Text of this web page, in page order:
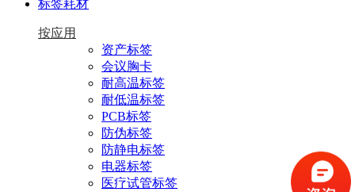
标签耗材
按应用
资产标签
会议胸卡
耐高温标签
耐低温标签
PCB标签
防伪标签
防静电标签
电器标签
医疗试管标签